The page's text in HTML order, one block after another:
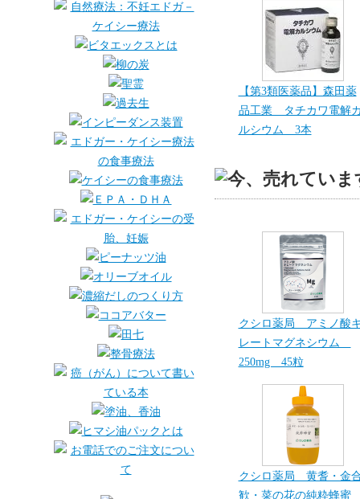
【第3類医薬品】森田薬
品工業 タチカワ電解
ルシウム 3本
クシロ薬局 アミノ酸
レートマグネシウム
250mg 45粒
クシロ薬局 黄耆・金
歓・菜の花の純粋蜂